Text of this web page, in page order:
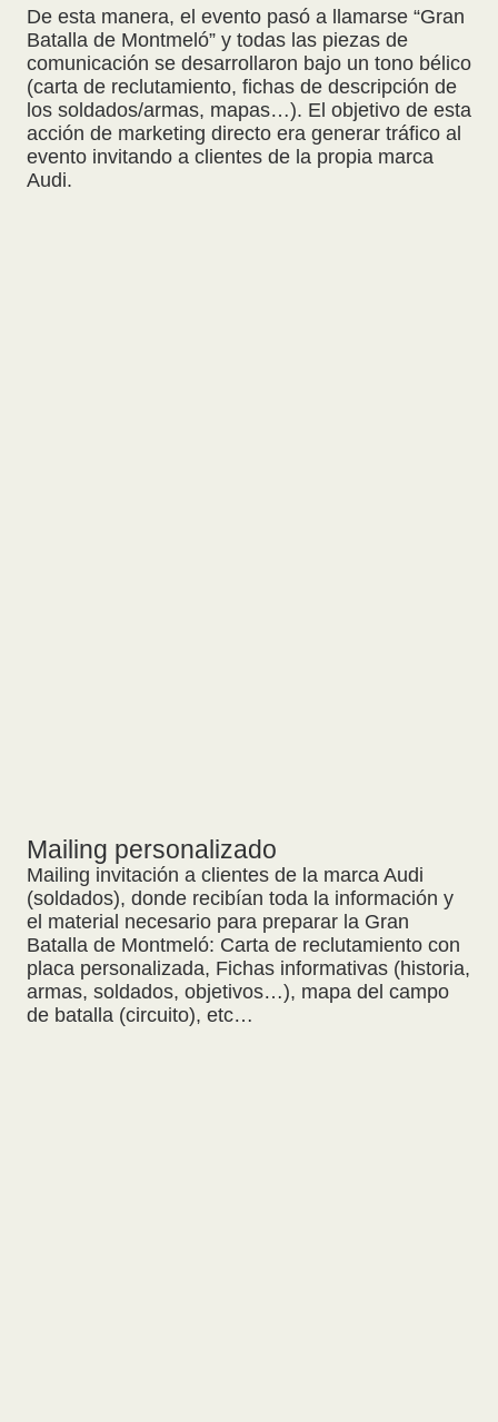
De esta manera, el evento pasó a llamarse “Gran
Batalla de Montmeló” y todas las piezas de
comunicación se desarrollaron bajo un tono bélico
(carta de reclutamiento, fichas de descripción de
los soldados/armas, mapas…). El objetivo de esta
acción de marketing directo era generar tráfico al
evento invitando a clientes de la propia marca
Audi.
Mailing personalizado
Mailing invitación a clientes de la marca Audi
(soldados), donde recibían toda la información y
el material necesario para preparar la Gran
Batalla de Montmeló: Carta de reclutamiento con
placa personalizada, Fichas informativas (historia,
armas, soldados, objetivos…), mapa del campo
de batalla (circuito), etc…